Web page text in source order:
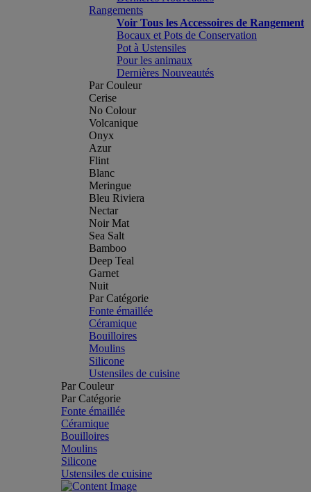
Rangements
Voir Tous les Accessoires de Rangement
Bocaux et Pots de Conservation
Pot à Ustensiles
Pour les animaux
Dernières Nouveautés
Par Couleur
Cerise
No Colour
Volcanique
Onyx
Azur
Flint
Blanc
Meringue
Bleu Riviera
Nectar
Noir Mat
Sea Salt
Bamboo
Deep Teal
Garnet
Nuit
Par Catégorie
Fonte émaillée
Céramique
Bouilloires
Moulins
Silicone
Ustensiles de cuisine
Par Couleur
Par Catégorie
Fonte émaillée
Céramique
Bouilloires
Moulins
Silicone
Ustensiles de cuisine